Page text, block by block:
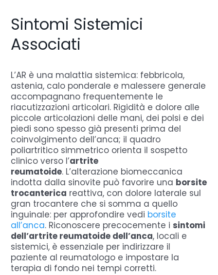
Sintomi Sistemici
Associati
L’AR è una malattia sistemica: febbricola,
astenia, calo ponderale e malessere generale
accompagnano frequentemente le
riacutizzazioni articolari. Rigidità e dolore alle
piccole articolazioni delle mani, dei polsi e dei
piedi sono spesso già presenti prima del
coinvolgimento dell’anca; il quadro
poliartritico simmetrico orienta il sospetto
clinico verso l’artrite
reumatoide. L’alterazione biomeccanica
indotta dalla sinovite può favorire una borsite
trocanterica reattiva, con dolore laterale sul
gran trocantere che si somma a quello
inguinale: per approfondire vedi borsite
all’anca. Riconoscere precocemente isintomi
dell’artrite reumatoide dell’anca, locali e
sistemici, è essenziale per indirizzare il
paziente al reumatologo e impostare la
terapia di fondo nei tempi corretti.